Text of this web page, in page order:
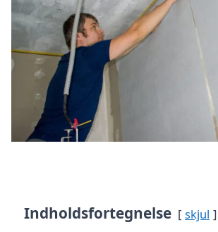
Indholdsfortegnelse skjul